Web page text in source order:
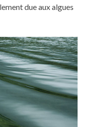
due aux algues